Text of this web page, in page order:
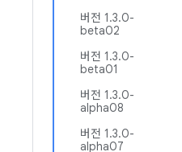
버전 1.3.0-
beta02
버전 1.3.0-
beta01
버전 1.3.0-
alpha08
버전 1.3.0-
alpha07